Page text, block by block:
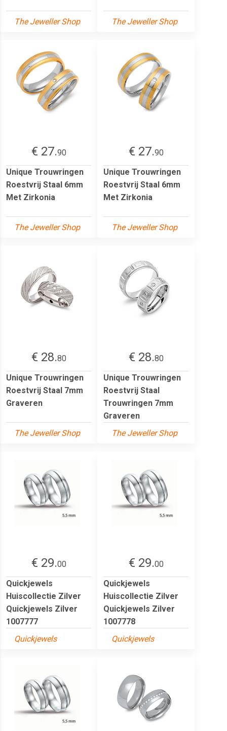
The Jeweller Shop The Jeweller Shop
€ 27.90
Unique Trouwringen
Roestvrij Staal 6mm
Met Zirkonia
The Jeweller Shop
€ 27.90
Unique Trouwringen
Roestvrij Staal 6mm
Met Zirkonia
The Jeweller Shop
€ 28.80
Unique Trouwringen
Roestvrij Staal 7mm
Graveren
The Jeweller Shop
€ 28.80
Unique Trouwringen
Roestvrij Staal
Trouwringen 7mm
Graveren
The Jeweller Shop
€ 29.00
Quickjewels
Huiscollectie Zilver
Quickjewels Zilver
1007777
Quickjewels
€ 29.00
Quickjewels
Huiscollectie Zilver
Quickjewels Zilver
1007778
Quickjewels